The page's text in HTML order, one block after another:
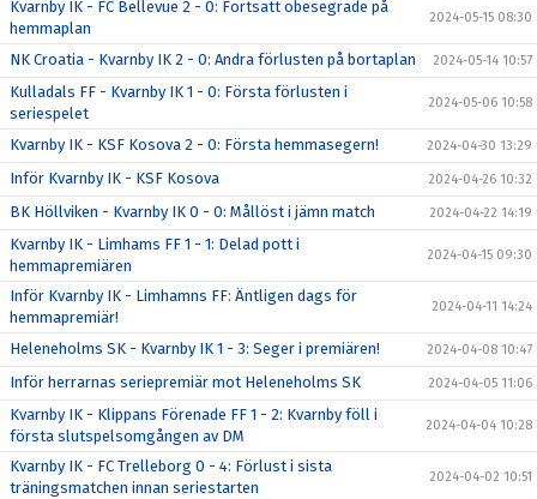
Kvarnby IK - FC Bellevue 2 - 0: Fortsatt obesegrade på
hemmaplan
2024-05-15 08:30
NK Croatia - Kvarnby IK 2 - 0: Andra förlusten på bortaplan 2024-05-14 10:57
Kulladals FF - Kvarnby IK 1 - 0: Första förlusten i
seriespelet
2024-05-06 10:58
Kvarnby IK - KSF Kosova 2 - 0: Första hemmasegern! 2024-04-30 13:29
Inför Kvarnby IK - KSF Kosova 2024-04-26 10:32
BK Höllviken - Kvarnby IK 0 - 0: Mållöst i jämn match 2024-04-22 14:19
Kvarnby IK - Limhams FF 1 - 1: Delad pott i
hemmapremiären
2024-04-15 09:30
Inför Kvarnby IK - Limhamns FF: Äntligen dags för
hemmapremiär!
2024-04-11 14:24
Heleneholms SK - Kvarnby IK 1 - 3: Seger i premiären! 2024-04-08 10:47
Inför herrarnas seriepremiär mot Heleneholms SK 2024-04-05 11:06
Kvarnby IK - Klippans Förenade FF 1 - 2: Kvarnby föll i
första slutspelsomgången av DM
2024-04-04 10:28
Kvarnby IK - FC Trelleborg 0 - 4: Förlust i sista
träningsmatchen innan seriestarten
2024-04-02 10:51